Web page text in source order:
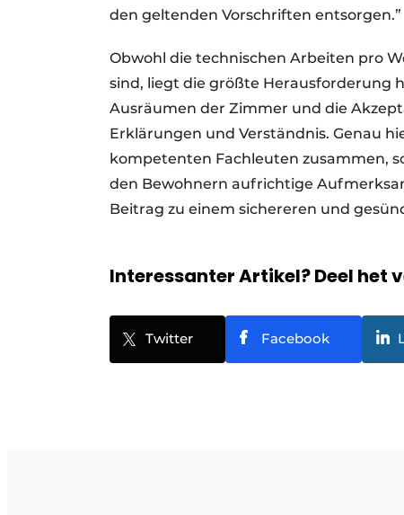
den geltenden Vorschriften entsorgen.”
Obwohl die technischen Arbeiten pro
sind, liegt die größte Herausforderung
Ausräumen der Zimmer und die
Erklärungen und Verständnis. Genau
kompetenten Fachleuten zusammen,
den Bewohnern aufrichtige
Beitrag zu einem sichereren und
Interessanter Artikel? Deel het
Twitter Facebook